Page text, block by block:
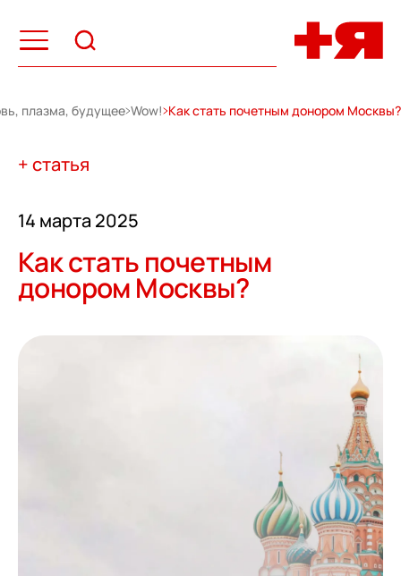
плазма, будущее Wow! Как стать почетным донором Москвы?
+ статья
14 марта 2025
Как стать почетным
донором Москвы?